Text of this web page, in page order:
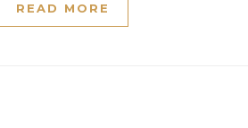
READ MORE